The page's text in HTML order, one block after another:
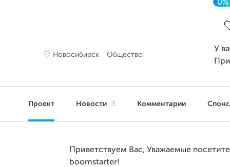
Новосибирск Общество
0%
У
Проект Новости 3 Комментарии
Приветствуем Вас, Уважаемые
boomstarter!